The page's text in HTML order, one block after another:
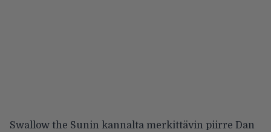
Swallow the Sunin kannalta merkittävin piirre Dan